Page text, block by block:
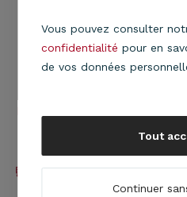
LIVRAISON RAPIDE
7 jours ouvrés en
Vous pouvez consulter
confidentialité pour en
de vos données
Continuer
Tout